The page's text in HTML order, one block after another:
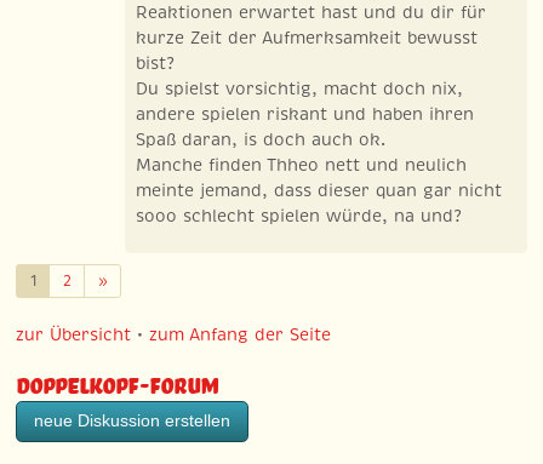
Reaktionen erwartet hast und du dir für
kurze Zeit der Aufmerksamkeit bewusst
bist?
Du spielst vorsichtig, macht doch nix,
andere spielen riskant und haben ihren
Spaß daran, is doch auch ok.
Manche finden Thheo nett und neulich
meinte jemand, dass dieser quan gar nicht
sooo schlecht spielen würde, na und?
1 2 »Weiter
zur Übersicht •zum Anfang der Seite
Doppelkopf-Forum
neue Diskussion erstellen